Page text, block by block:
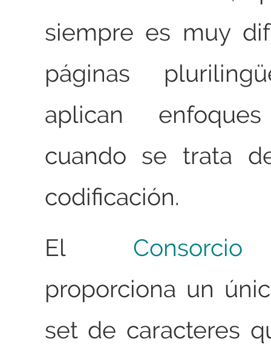
siempre es muy
páginas
aplican
cuando se trata
codificación.
El
proporciona un
set de caracteres